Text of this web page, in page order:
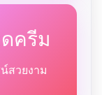
ครีม
สวยงาม